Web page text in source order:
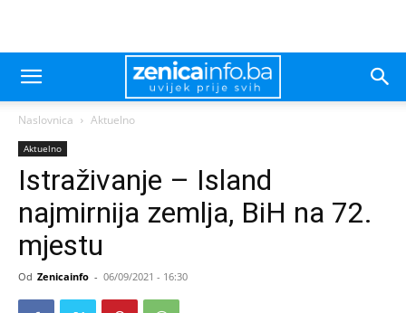
Naslovnica Aktuelno
Aktuelno
Istraživanje – Island
najmirnija zemlja, BiH na 72.
mjestu
Od Zenicainfo - 06/09/2021 - 16:30